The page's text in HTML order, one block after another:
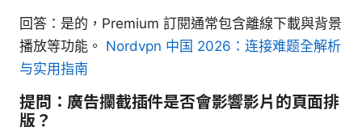
回答：是的，Premium 訂閱通常包含離線下載與背景
播放等功能。 Nordvpn 中国 2026：连接难题全解析
与实用指南
提問：廣告攔截插件是否會影響影片的頁面排
版？